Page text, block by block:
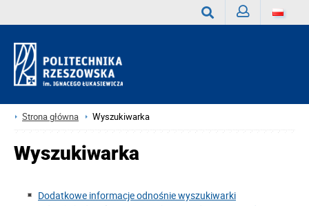
Strona główna Wyszukiwarka
Wyszukiwarka
Dodatkowe informacje odnośnie wyszukiwarki